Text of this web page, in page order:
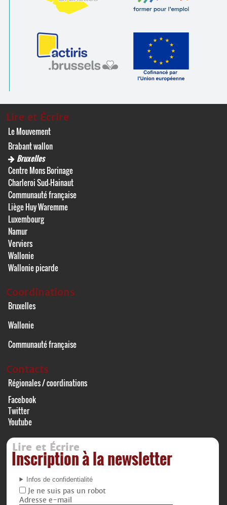
Lire et Écrire
Le Mouvement
Brabant wallon
Bruxelles
Centre Mons Borinage
Charleroi Sud-Hainaut
Communauté française
Liège Huy Waremme
Luxembourg
Namur
Verviers
Wallonie
Wallonie picarde
Coordinations
Bruxelles
Wallonie
Communauté française
Contacts
Régionales / coordinations
Facebook
Twitter
Youtube
Lire et Écrire
Inscription à la newsletter
Infos de confidentialité
Je ne suis pas un robot
Adresse e-mail